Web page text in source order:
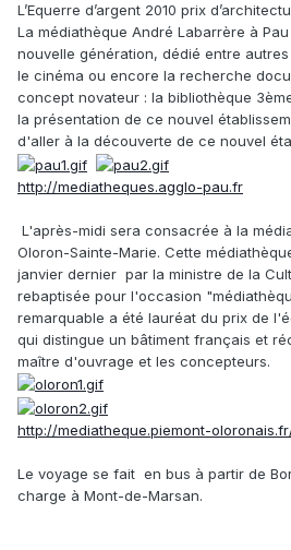
L’Equerre d’argent 2010 prix
La médiathèque André Labarrère à
nouvelle génération, dédié entre
le cinéma ou encore la recherche
concept novateur : la bibliothèque
la présentation de ce nouvel
d'aller à la découverte de ce nouvel
http://mediatheques.agglo-pau.fr
L'après-midi sera consacrée à la
Oloron-Sainte-Marie. Cette
janvier dernier par la ministre de la
rebaptisée pour l'occasion
remarquable a été lauréat du prix de
qui distingue un bâtiment français et
maître d'ouvrage et les concepteurs.
http://mediatheque.piemont-
Le voyage se fait en bus à partir de
charge à Mont-de-Marsan.